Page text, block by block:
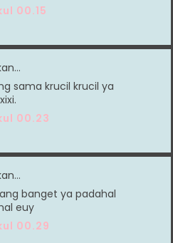
00.15
sama krucil krucil ya
00.23
banget ya padahal
euy
00.29